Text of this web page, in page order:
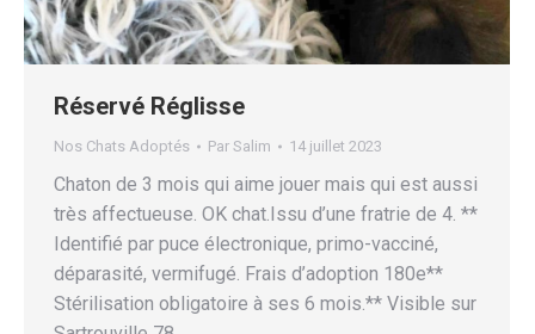
Réservé Réglisse
Nos Chats Adoptés Par Salim 14 juillet 2023
Chaton de 3 mois qui aime jouer mais qui est aussi
très affectueuse. OK chat.Issu d’une fratrie de 4. **
Identifié par puce électronique, primo-vacciné,
déparasité, vermifugé. Frais d’adoption 180e**
Stérilisation obligatoire à ses 6 mois.** Visible sur